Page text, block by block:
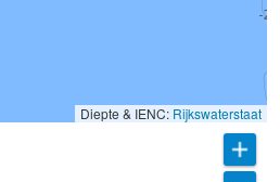
Diepte & IENC: Rijkswaterstaat